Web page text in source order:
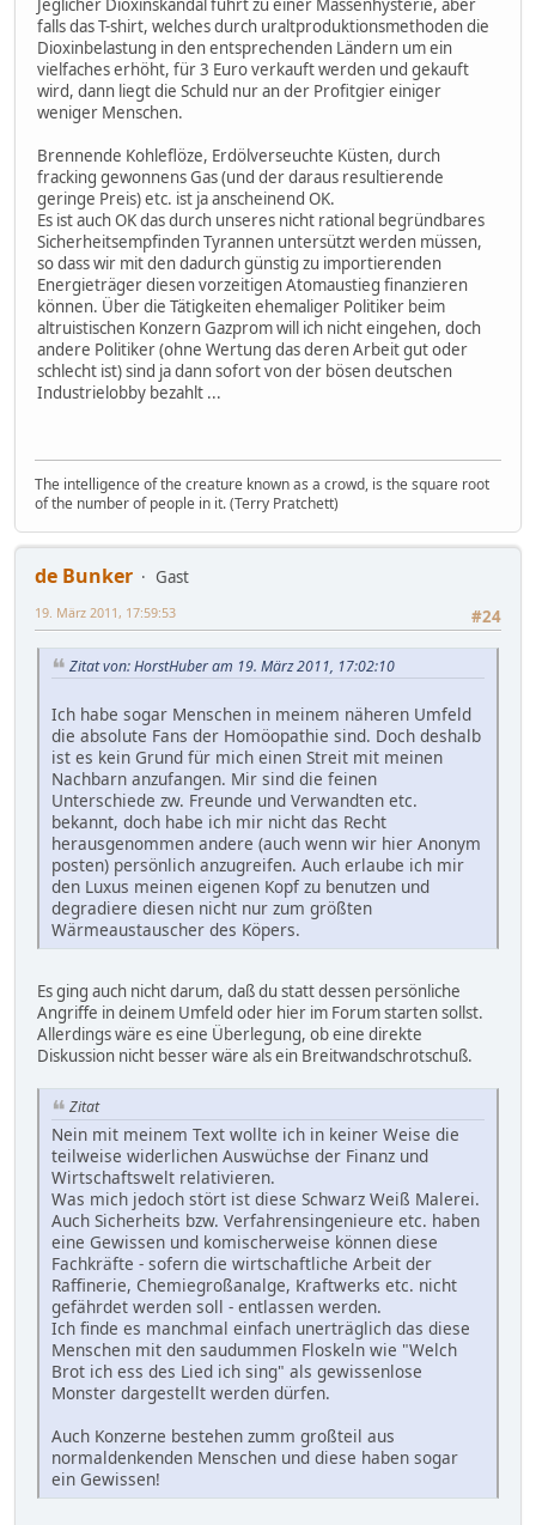
Jeglicher Dioxinskandal führt zu einer Massenhysterie, aber
falls das T-shirt, welches durch uraltproduktionsmethoden die
Dioxinbelastung in den entsprechenden Ländern um ein
vielfaches erhöht, für 3 Euro verkauft werden und gekauft
wird, dann liegt die Schuld nur an der Profitgier einiger
weniger Menschen.
Brennende Kohleflöze, Erdölverseuchte Küsten, durch
fracking gewonnens Gas (und der daraus resultierende
geringe Preis) etc. ist ja anscheinend OK.
Es ist auch OK das durch unseres nicht rational begründbares
Sicherheitsempfinden Tyrannen untersützt werden müssen,
so dass wir mit den dadurch günstig zu importierenden
Energieträger diesen vorzeitigen Atomaustieg finanzieren
können. Über die Tätigkeiten ehemaliger Politiker beim
altruistischen Konzern Gazprom will ich nicht eingehen, doch
andere Politiker (ohne Wertung das deren Arbeit gut oder
schlecht ist) sind ja dann sofort von der bösen deutschen
Industrielobby bezahlt ...
The intelligence of the creature known as a crowd, is the square root
of the number of people in it. (Terry Pratchett)
de Bunker
Gast
#24
19. März 2011, 17:59:53
Zitat von: HorstHuber am 19. März 2011, 17:02:10
Ich habe sogar Menschen in meinem näheren Umfeld
die absolute Fans der Homöopathie sind. Doch deshalb
ist es kein Grund für mich einen Streit mit meinen
Nachbarn anzufangen. Mir sind die feinen
Unterschiede zw. Freunde und Verwandten etc.
bekannt, doch habe ich mir nicht das Recht
herausgenommen andere (auch wenn wir hier Anonym
posten) persönlich anzugreifen. Auch erlaube ich mir
den Luxus meinen eigenen Kopf zu benutzen und
degradiere diesen nicht nur zum größten
Wärmeaustauscher des Köpers.
Es ging auch nicht darum, daß du statt dessen persönliche
Angriffe in deinem Umfeld oder hier im Forum starten sollst.
Allerdings wäre es eine Überlegung, ob eine direkte
Diskussion nicht besser wäre als ein Breitwandschrotschuß.
Zitat
Nein mit meinem Text wollte ich in keiner Weise die
teilweise widerlichen Auswüchse der Finanz und
Wirtschaftswelt relativieren.
Was mich jedoch stört ist diese Schwarz Weiß Malerei.
Auch Sicherheits bzw. Verfahrensingenieure etc. haben
eine Gewissen und komischerweise können diese
Fachkräfte - sofern die wirtschaftliche Arbeit der
Raffinerie, Chemiegroßanalge, Kraftwerks etc. nicht
gefährdet werden soll - entlassen werden.
Ich finde es manchmal einfach unerträglich das diese
Menschen mit den saudummen Floskeln wie "Welch
Brot ich ess des Lied ich sing" als gewissenlose
Monster dargestellt werden dürfen.
Auch Konzerne bestehen zumm großteil aus
normaldenkenden Menschen und diese haben sogar
ein Gewissen!